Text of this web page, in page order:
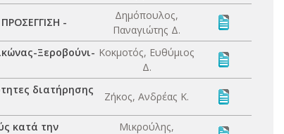
-
Δημόπουλος,
Παναγιώτης Δ.
Ξεροβούνι- Κοκμοτός, Ευθύμιος
Δ.
διατήρησης
Ζήκος, Ανδρέας Κ.
κατά την
Μικρούλης,